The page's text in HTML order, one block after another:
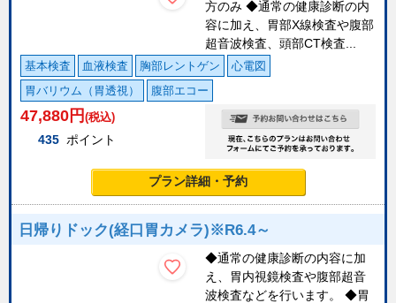
方のみ ◆通常の健康診断の内
容に加え、胃部X線検査や腹部
超音波検査、頭部CT検査...
基本検査 血液検査 胸部レントゲン
心電図
胃バリウム（胃透視）
腹部エコー
47,880 円 (税込)
435 ポイント
プラン詳細・予約
日帰りドック(経口胃カメラ)※R6.4～
◆通常の健康診断の内容に加
え、胃内視鏡検査や腹部超音
波検査などを行います。 ◆胃